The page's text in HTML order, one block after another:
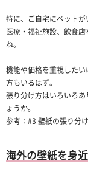
特に、ご自宅にペットが
医療・福祉施設、飲食
ね。
機能や価格を重視した
方もいるはず。
張り分け方はいろいろ
ょうか。
参考： #3 壁紙の張り分
海外の壁紙を身